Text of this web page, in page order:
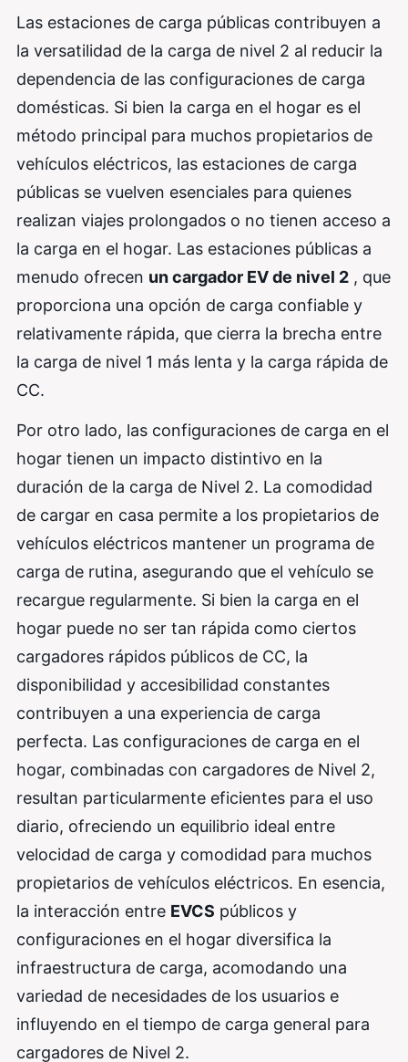
Las estaciones de carga públicas contribuyen a
la versatilidad de la carga de nivel 2 al reducir la
dependencia de las configuraciones de carga
domésticas. Si bien la carga en el hogar es el
método principal para muchos propietarios de
vehículos eléctricos, las estaciones de carga
públicas se vuelven esenciales para quienes
realizan viajes prolongados o no tienen acceso a
la carga en el hogar. Las estaciones públicas a
menudo ofrecen un cargador EV de nivel 2 , que
proporciona una opción de carga confiable y
relativamente rápida, que cierra la brecha entre
la carga de nivel 1 más lenta y la carga rápida de
CC.
Por otro lado, las configuraciones de carga en el
hogar tienen un impacto distintivo en la
duración de la carga de Nivel 2. La comodidad
de cargar en casa permite a los propietarios de
vehículos eléctricos mantener un programa de
carga de rutina, asegurando que el vehículo se
recargue regularmente. Si bien la carga en el
hogar puede no ser tan rápida como ciertos
cargadores rápidos públicos de CC, la
disponibilidad y accesibilidad constantes
contribuyen a una experiencia de carga
perfecta. Las configuraciones de carga en el
hogar, combinadas con cargadores de Nivel 2,
resultan particularmente eficientes para el uso
diario, ofreciendo un equilibrio ideal entre
velocidad de carga y comodidad para muchos
propietarios de vehículos eléctricos. En esencia,
la interacción entre EVCS públicos y
configuraciones en el hogar diversifica la
infraestructura de carga, acomodando una
variedad de necesidades de los usuarios e
influyendo en el tiempo de carga general para
cargadores de Nivel 2.